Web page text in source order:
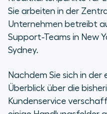
Sie arbeiten in der
Unternehmen betreibt
Support-Teams in New
Sydney.
Nachdem Sie sich in der
Überblick über die
Kundenservice